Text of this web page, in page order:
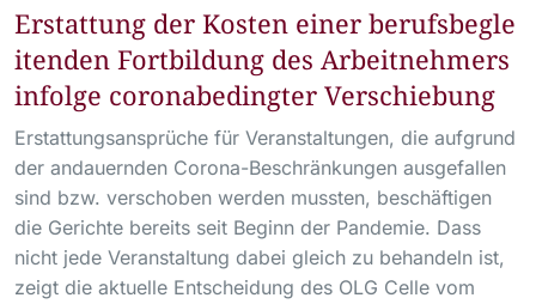
Erstattung der Kosten einer berufsbegle
itenden Fortbildung des Arbeitnehmers
infolge coronabedingter Verschiebung
Erstattungsansprüche für Veranstaltungen, die aufgrund
der andauernden Corona-Beschränkungen ausgefallen
sind bzw. verschoben werden mussten, beschäftigen
die Gerichte bereits seit Beginn der Pandemie. Dass
nicht jede Veranstaltung dabei gleich zu behandeln ist,
zeigt die aktuelle Entscheidung des OLG Celle vom